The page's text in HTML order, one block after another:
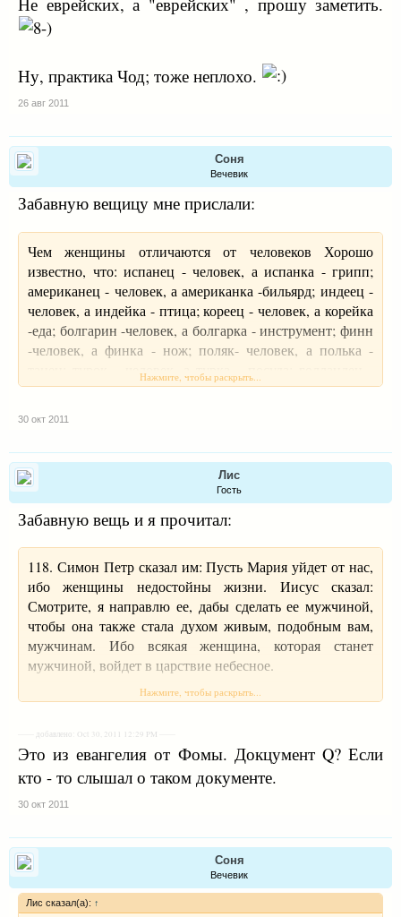
Ну, практика Чод; тоже неплохо.
26 авг 2011
Соня
Вечевик
Забавную вещицу мне прислали:
Чем женщины отличаются от человеков Хорошо
известно, что: испанец - человек, а испанка - грипп;
американец - человек, а американка -бильярд; индеец -
человек, а индейка - птица; кореец - человек, а корейка
-еда; болгарин -человек, а болгарка - инструмент; финн
-человек, а финка - нож; поляк- человек, а полька -
танец; турок - человек, а турка - посуда; голландец -
человек, а голландка - печка; венгр - человек, а
вьетнамки - обувь; китаец - человек, а китайка -
яблоко;молдаванин -человек, а Молдаванка -район
Одессы.И только одно есть исключение: москвичка -
человек, а москвич - машина, а точнее ржавое ведро с
гайками.A вот еврей и еврейка - оба люди.
Нажмите, чтобы раскрыть...
30 окт 2011
Лис
Гость
Забавную вещь и я прочитал:
118. Симон Петр сказал им: Пусть Мария уйдет от нас,
ибо женщины недостойны жизни. Иисус сказал:
Смотрите, я направлю ее, дабы сделать ее мужчиной,
чтобы она также стала духом живым, подобным вам,
мужчинам. Ибо всякая женщина, которая станет
мужчиной, войдет в царствие небесное.
Нажмите, чтобы раскрыть...
—— добавлено: Oct 30, 2011 12:29 PM ——
Это из евангелия от Фомы. Докцумент Q? Если
кто - то слышал о таком документе.
30 окт 2011
Соня
Вечевик
Лис сказал(а): ↑